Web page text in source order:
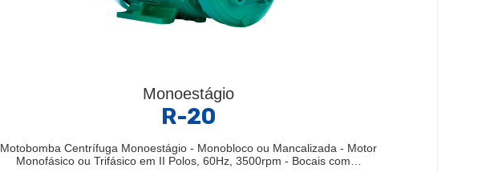
Monoestágio
R-20
Motobomba Centrífuga Monoestágio - Monobloco ou Mancalizada - Motor
Monofásico ou Trifásico em II Polos, 60Hz, 3500rpm - Bocais com…